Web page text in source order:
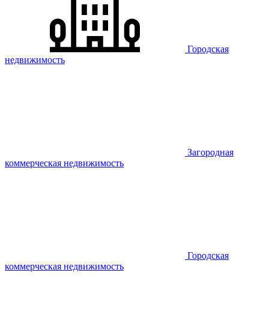
Городская
недвижимость
Загородная
коммерческая недвижимость
Городская
коммерческая недвижимость